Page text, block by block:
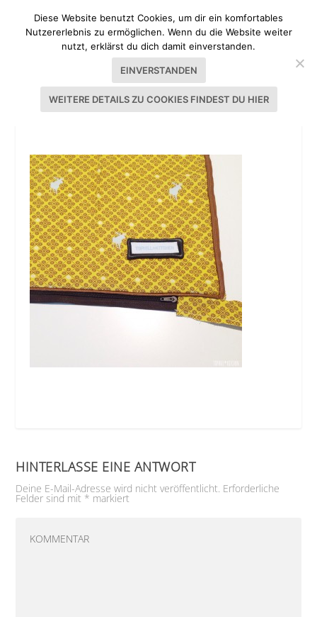
IMG_6310.JPG
HINTERLASSE EINE ANTWORT
Deine E-Mail-Adresse wird nicht veröffentlicht. Erforderliche
Felder sind mit * markiert
Diese Website benutzt Cookies, um dir ein komfortables
Nutzererlebnis zu ermöglichen. Wenn du die Website weiter
nutzt, erklärst du dich damit einverstanden.
EINVERSTANDEN
WEITERE DETAILS ZU COOKIES FINDEST DU HIER